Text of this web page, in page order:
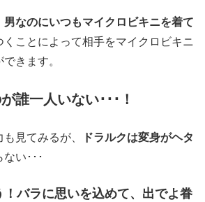
男なのにいつもマイクロビキニを着て
くことによって相手をマイクロビキニ
きます。
誰一人いない･･･！
見てみるが、
ドラルクは変身がヘタ
い･･･
！バラに思いを込めて、出でよ眷